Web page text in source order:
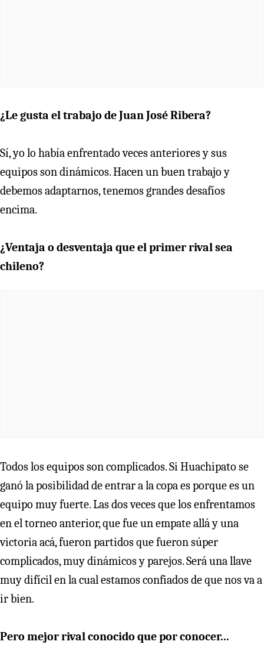
¿Le gusta el trabajo de Juan José Ribera?
Sí, yo lo había enfrentado veces anteriores y sus
equipos son dinámicos. Hacen un buen trabajo y
debemos adaptarnos, tenemos grandes desafíos
encima.
¿Ventaja o desventaja que el primer rival sea
chileno?
Todos los equipos son complicados. Si Huachipato se
ganó la posibilidad de entrar a la copa es porque es un
equipo muy fuerte. Las dos veces que los enfrentamos
en el torneo anterior, que fue un empate allá y una
victoria acá, fueron partidos que fueron súper
complicados, muy dinámicos y parejos. Será una llave
muy difícil en la cual estamos confiados de que nos va a
ir bien.
Pero mejor rival conocido que por conocer...